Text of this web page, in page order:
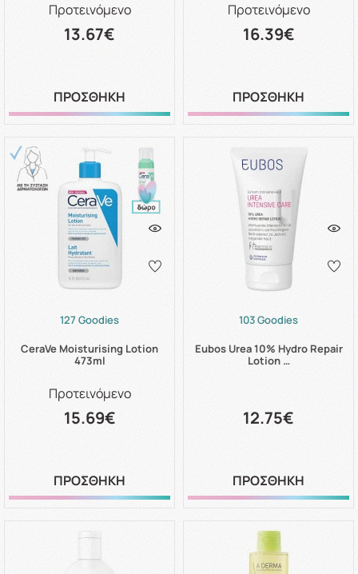
Προτεινόμενο
13.67€
ΠΡΟΣΘΗΚΗ
Προτεινόμενο
16.39€
ΠΡΟΣΘΗΚΗ
127 Goodies
CeraVe Moisturising Lotion
473ml
Προτεινόμενο
15.69€
ΠΡΟΣΘΗΚΗ
103 Goodies
Eubos Urea 10% Hydro Repair
Lotion …
12.75€
ΠΡΟΣΘΗΚΗ